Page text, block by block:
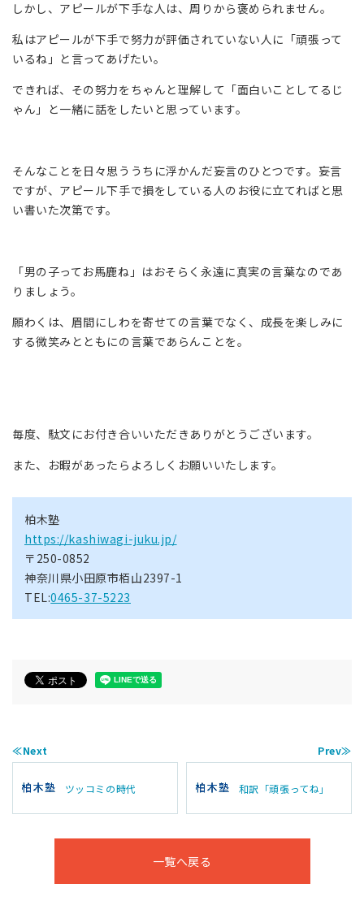
しかし、アピールが下手な人は、周りから褒められません。
私はアピールが下手で努力が評価されていない人に「頑張って
いるね」と言ってあげたい。
できれば、その努力をちゃんと理解して「面白いことしてるじ
ゃん」と一緒に話をしたいと思っています。
そんなことを日々思ううちに浮かんだ妄言のひとつです。妄言
ですが、アピール下手で損をしている人のお役に立てればと思
い書いた次第です。
「男の子ってお馬鹿ね」はおそらく永遠に真実の言葉なのであ
りましょう。
願わくは、眉間にしわを寄せての言葉でなく、成長を楽しみに
する微笑みとともにの言葉であらんことを。
毎度、駄文にお付き合いいただきありがとうございます。
また、お暇があったらよろしくお願いいたします。
柏木塾
https://kashiwagi-juku.jp/
〒250-0852
神奈川県小田原市栢山2397-1
TEL:0465-37-5223
≪Next
ツッコミの時代
Prev≫
和訳「頑張ってね」
一覧へ戻る